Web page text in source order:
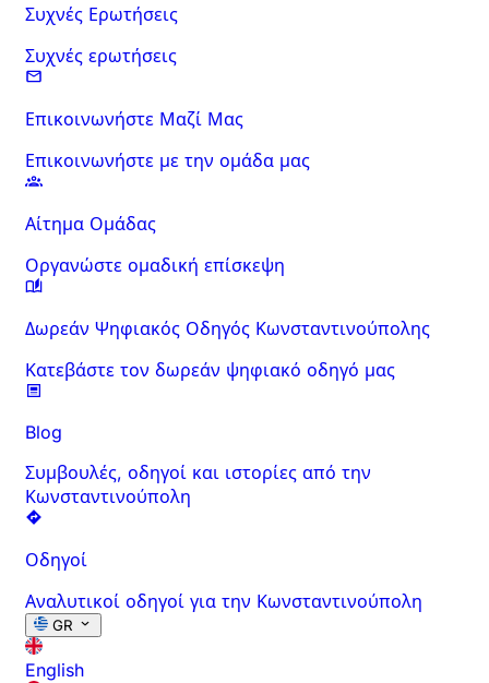
Συχνές Ερωτήσεις
Συχνές ερωτήσεις
Επικοινωνήστε Μαζί Μας
Επικοινωνήστε με την ομάδα μας
Αίτημα Ομάδας
Οργανώστε ομαδική επίσκεψη
Δωρεάν Ψηφιακός Οδηγός Κωνσταντινούπολης
Κατεβάστε τον δωρεάν ψηφιακό οδηγό μας
Blog
Συμβουλές, οδηγοί και ιστορίες από την
Κωνσταντινούπολη
Οδηγοί
Αναλυτικοί οδηγοί για την Κωνσταντινούπολη
GR
English